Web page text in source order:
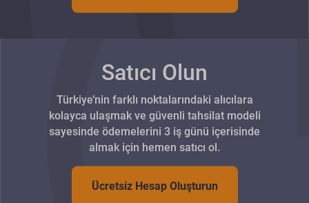
Satıcı Olun
Türkiye’nin farklı noktalarındaki alıcılara
kolayca ulaşmak ve güvenli tahsilat modeli
sayesinde ödemelerini 3 iş günü içerisinde
almak için hemen satıcı ol.
Ücretsiz Hesap Oluşturun